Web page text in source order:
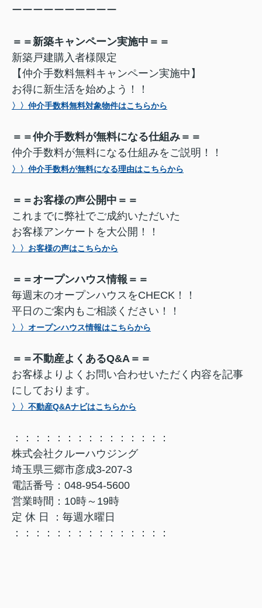
ーーーーーーーーーー
＝＝新築キャンペーン実施中＝＝
新築戸建購入者様限定
【仲介手数料無料キャンペーン実施中】
お得に新生活を始めよう！！
〉〉仲介手数料無料対象物件はこちらから
＝＝仲介手数料が無料になる仕組み＝＝
仲介手数料が無料になる仕組みをご説明！！
〉〉仲介手数料が無料になる理由はこちらから
＝＝お客様の声公開中＝＝
これまでに弊社でご成約いただいた
お客様アンケートを大公開！！
〉〉お客様の声はこちらから
＝＝オープンハウス情報＝＝
毎週末のオープンハウスをCHECK！！
平日のご案内もご相談ください！！
〉〉オープンハウス情報はこちらから
＝＝不動産よくあるQ&A＝＝
お客様よりよくお問い合わせいただく内容を記事
にしております。
〉〉不動産Q&Aナビはこちらから
：：：：：：：：：：：：：：：
株式会社クルーハウジング
埼玉県三郷市彦成3-207-3
電話番号：048-954-5600
営業時間：10時～19時
定 休 日 ：毎週水曜日
：：：：：：：：：：：：：：：